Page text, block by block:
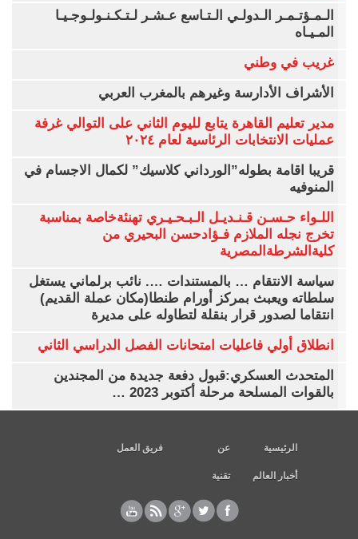
الـمـؤتـمـر الـدولـي الـتـاسع عـشـر لـتـكـنـولـوجـيـا
المـيـاه
غريب في وطني
الأشراف الأدارسة وغيرهم بالمغرب العربي
مدير تعليم القاهرة يتابع لليوم الثاني على التوالي غرفة
عمليات الانتخابات الرئاسية لعام ٢٠٢٤
قريبا اقامة بطوله”الورداني كلاسيك” لكمال الاجسام في
المنوفيه
اللـواء حـسـن قـنـديـل الـبـحـيـري تهنئةخاصة بمناسبة
تخرج نجله الملازم فـؤادحسن البحيري من
كليةالشرطةالمصرية
سياسة الانتقام … بالمستندات …. نائب برلماني يستغل
سلطاته ويعبث بمركز أورام طنطا(مكان عملة القديم)
انتقاما لصدور قرار بنقلة لتطاوله على مديرة
انطلاق أولي فاعليات امتحانات الفصل الدراسي الثاني
المتحدث العسكري:قبول دفعة جديدة من المجندين
بالقوات المسلحة مرحلة أكتوبر 2023 …
الرئيسية عن فريق العمل
أخبار العالم تقنية